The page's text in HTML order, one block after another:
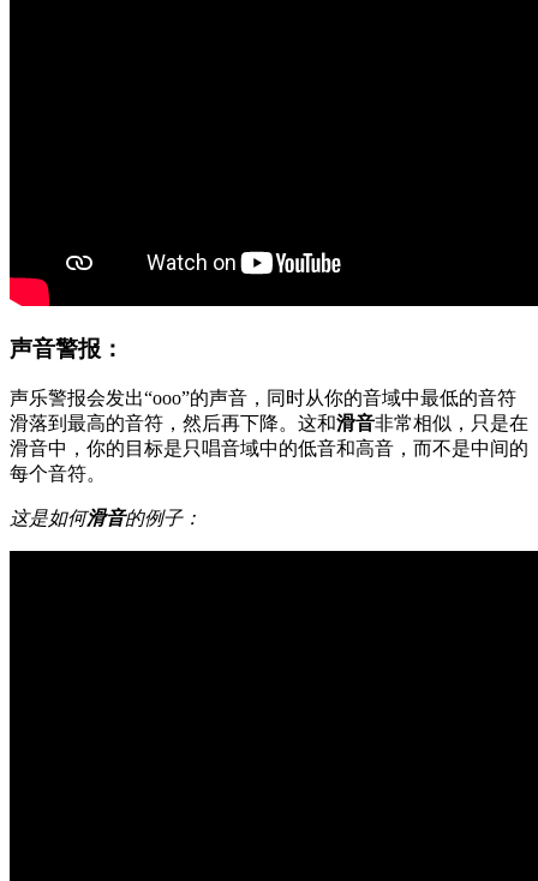
声音警报：
声乐警报会发出“ooo”的声音，同时从你的音域中最低的音符
滑落到最高的音符，然后再下降。这和滑音非常相似，只是在
滑音中，你的目标是只唱音域中的低音和高音，而不是中间的
每个音符。
这是如何滑音的例子：